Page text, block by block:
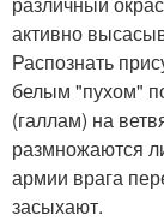
активно
Распознать
белым "пухом"
(галлам) на
размножаются
армии врага
засыхают.